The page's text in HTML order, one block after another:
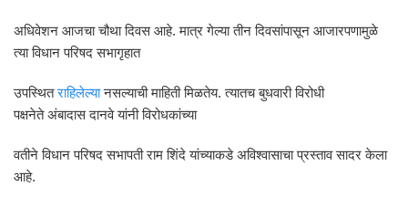
अधिवेशन आजचा चौथा दिवस आहे. मात्र गेल्या तीन दिवसांपासून आजारपणामुळे
त्या विधान परिषद सभागृहात
उपस्थितराहिलेल्यानसल्याची माहिती मिळतेय. त्यातच बुधवारी विरोधी
पक्षनेते अंबादास दानवे यांनी विरोधकांच्या
वतीने विधान परिषद सभापती राम शिंदे यांच्याकडे अविश्वासाचा प्रस्ताव सादर केला
आहे.